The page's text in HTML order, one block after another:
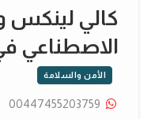
كالي لينكس
الاصطناعي
الأمن والسلامة
00447455203759